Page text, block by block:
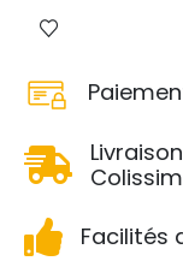
Facilités